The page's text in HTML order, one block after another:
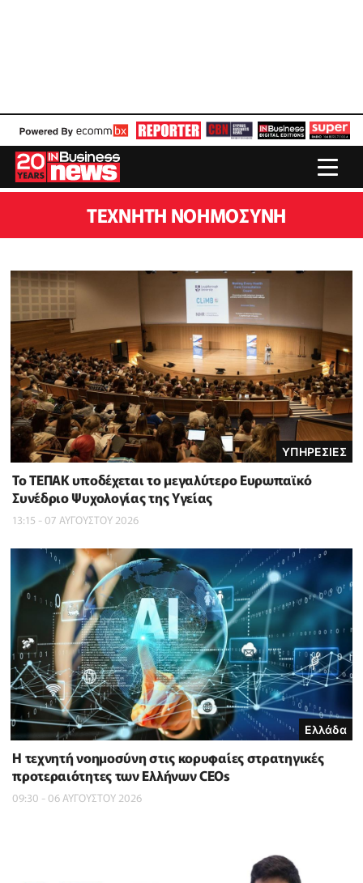
ΤΕΧΝΗΤΉ ΝΟΗΜΟΣΎΝΗ
ΥΠΗΡΕΣΙΕΣ
Το ΤΕΠΑΚ υποδέχεται το μεγαλύτερο Ευρωπαϊκό
Συνέδριο Ψυχολογίας της Υγείας
13:15 - 07 ΑΥΓΟΥΣΤΟΥ 2026
Ελλάδα
Η τεχνητή νοημοσύνη στις κορυφαίες στρατηγικές
προτεραιότητες των Ελλήνων CEOs
09:30 - 06 ΑΥΓΟΥΣΤΟΥ 2026